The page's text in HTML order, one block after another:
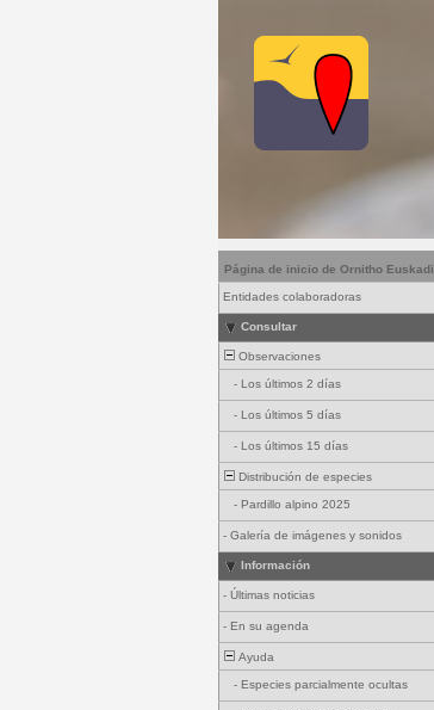
Página de inicio de Ornitho Euskadi
Entidades colaboradoras
Consultar
Observaciones
- Los últimos 2 días
- Los últimos 5 días
- Los últimos 15 días
Distribución de especies
- Pardillo alpino 2025
- Galería de imágenes y sonidos
Información
- Últimas noticias
- En su agenda
Ayuda
- Especies parcialmente ocultas